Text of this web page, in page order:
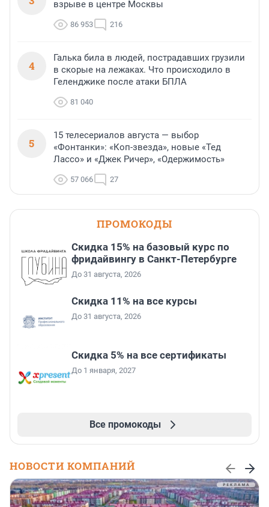
взрыве в центре Москвы
86 953 216
4
Галька била в людей, пострадавших грузили
в скорые на лежаках. Что происходило в
Геленджике после атаки БПЛА
81 040
5
15 телесериалов августа — выбор
«Фонтанки»: «Коп-звезда», новые «Тед
Лассо» и «Джек Ричер», «Одержимость»
57 066 27
ПРОМОКОДЫ
Скидка 15% на базовый курс по
фридайвингу в Санкт-Петербурге
До 31 августа, 2026
Скидка 11% на все курсы
До 31 августа, 2026
Скидка 5% на все сертификаты
До 1 января, 2027
Все промокоды
НОВОСТИ КОМПАНИЙ